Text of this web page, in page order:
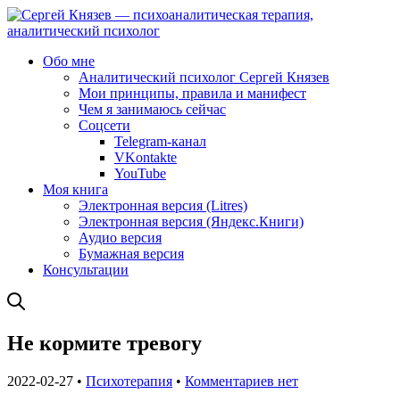
Обо мне
Аналитический психолог Сергей Князев
Мои принципы, правила и манифест
Чем я занимаюсь сейчас
Соцсети
Telegram-канал
VKontakte
YouTube
Моя книга
Электронная версия (Litres)
Электронная версия (Яндекс.Книги)
Аудио версия
Бумажная версия
Консультации
Не кормите тревогу
2022-02-27 • Психотерапия • Комментариев нет